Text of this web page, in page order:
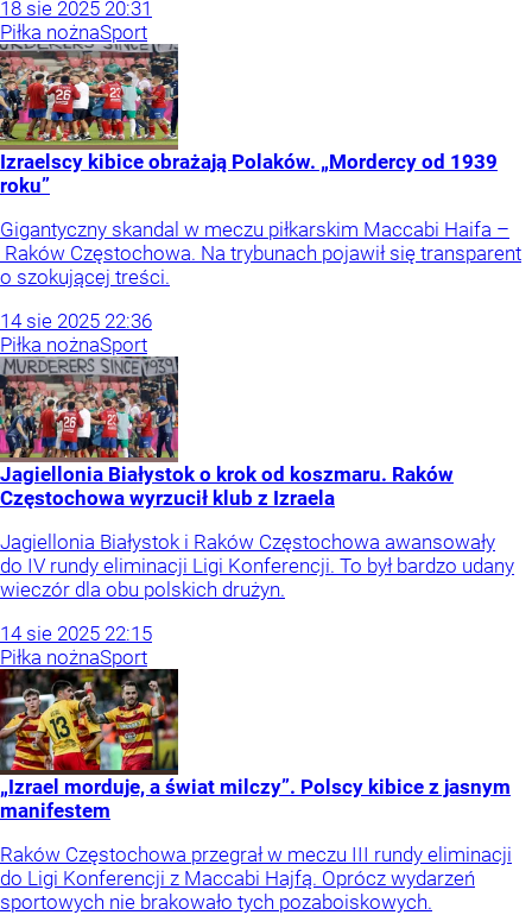
18 sie 2025 20:31
Piłka nożnaSport
Izraelscy kibice obrażają Polaków. „Mordercy od 1939
roku”
Gigantyczny skandal w meczu piłkarskim Maccabi Haifa –
Raków Częstochowa. Na trybunach pojawił się transparent
o szokującej treści.
14 sie 2025 22:36
Piłka nożnaSport
Jagiellonia Białystok o krok od koszmaru. Raków
Częstochowa wyrzucił klub z Izraela
Jagiellonia Białystok i Raków Częstochowa awansowały
do IV rundy eliminacji Ligi Konferencji. To był bardzo udany
wieczór dla obu polskich drużyn.
14 sie 2025 22:15
Piłka nożnaSport
„Izrael morduje, a świat milczy”. Polscy kibice z jasnym
manifestem
Raków Częstochowa przegrał w meczu III rundy eliminacji
do Ligi Konferencji z Maccabi Hajfą. Oprócz wydarzeń
sportowych nie brakowało tych pozaboiskowych.